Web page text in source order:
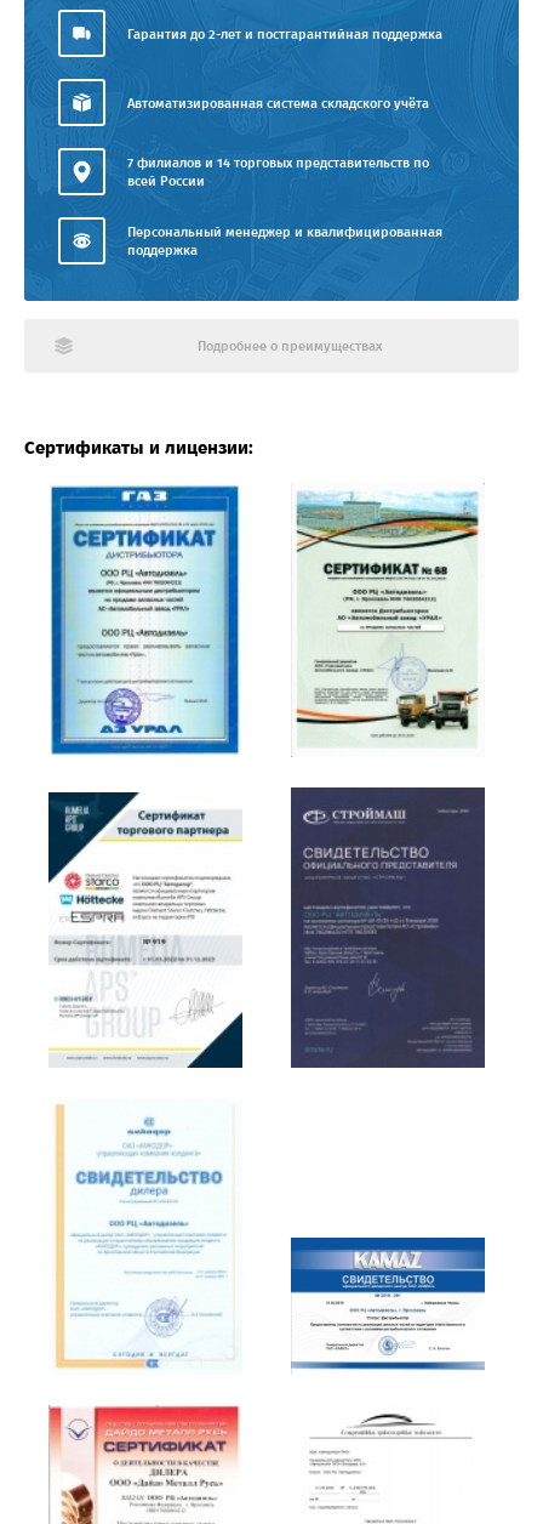
Гарантия до 2-лет и постгарантийная поддержка
Автоматизированная система складского учёта
7 филиалов и 14 торговых представительств по
всей России
Персональный менеджер и квалифицированная
поддержка
Подробнее о преимуществах
Сертификаты и лицензии: